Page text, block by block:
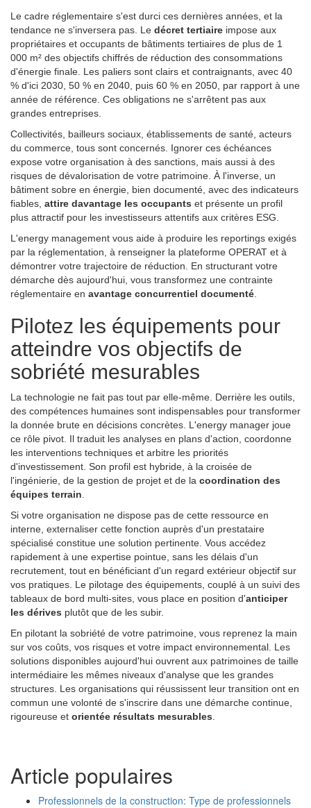
Le cadre réglementaire s'est durci ces dernières années, et la
tendance ne s'inversera pas. Le décret tertiaire impose aux
propriétaires et occupants de bâtiments tertiaires de plus de 1
000 m² des objectifs chiffrés de réduction des consommations
d'énergie finale. Les paliers sont clairs et contraignants, avec 40
% d'ici 2030, 50 % en 2040, puis 60 % en 2050, par rapport à une
année de référence. Ces obligations ne s'arrêtent pas aux
grandes entreprises.
Collectivités, bailleurs sociaux, établissements de santé, acteurs
du commerce, tous sont concernés. Ignorer ces échéances
expose votre organisation à des sanctions, mais aussi à des
risques de dévalorisation de votre patrimoine. À l'inverse, un
bâtiment sobre en énergie, bien documenté, avec des indicateurs
fiables, attire davantage les occupants et présente un profil
plus attractif pour les investisseurs attentifs aux critères ESG.
L'energy management vous aide à produire les reportings exigés
par la réglementation, à renseigner la plateforme OPERAT et à
démontrer votre trajectoire de réduction. En structurant votre
démarche dès aujourd'hui, vous transformez une contrainte
réglementaire en avantage concurrentiel documenté
Pilotez les équipements pour
atteindre vos objectifs de
sobriété mesurables
La technologie ne fait pas tout par elle-même. Derrière les outils,
des compétences humaines sont indispensables pour transformer
la donnée brute en décisions concrètes. L'energy manager joue
ce rôle pivot. Il traduit les analyses en plans d'action, coordonne
les interventions techniques et arbitre les priorités
d'investissement. Son profil est hybride, à la croisée de
l'ingénierie, de la gestion de projet et de la coordination des
équipes terrain
Si votre organisation ne dispose pas de cette ressource en
interne, externaliser cette fonction auprès d'un prestataire
spécialisé constitue une solution pertinente. Vous accédez
rapidement à une expertise pointue, sans les délais d'un
recrutement, tout en bénéficiant d'un regard extérieur objectif sur
vos pratiques. Le pilotage des équipements, couplé à un suivi des
tableaux de bord multi-sites, vous place en position d'anticiper
les dérives plutôt que de les subir.
En pilotant la sobriété de votre patrimoine, vous reprenez la main
sur vos coûts, vos risques et votre impact environnemental. Les
solutions disponibles aujourd'hui ouvrent aux patrimoines de taille
intermédiaire les mêmes niveaux d'analyse que les grandes
structures. Les organisations qui réussissent leur transition ont en
commun une volonté de s'inscrire dans une démarche continue,
rigoureuse et orientée résultats mesurables
Article populaires
Professionnels de la construction: Type de professionnels